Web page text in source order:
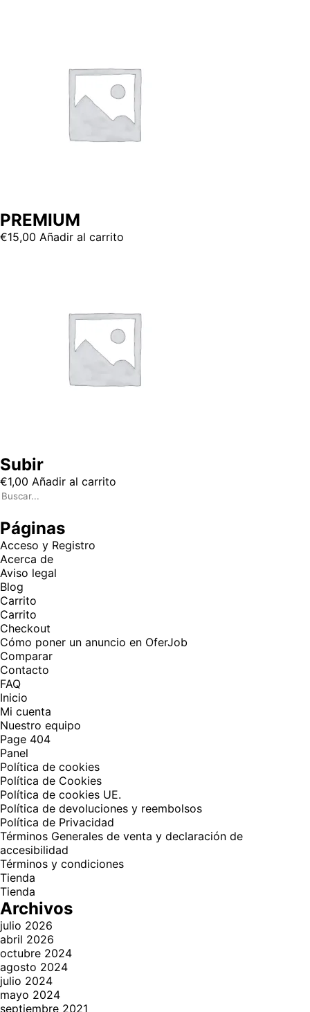
PREMIUM
€15,00 Añadir al carrito
Subir
€1,00 Añadir al carrito
Páginas
Acceso y Registro
Acerca de
Aviso legal
Blog
Carrito
Carrito
Checkout
Cómo poner un anuncio en OferJob
Comparar
Contacto
FAQ
Inicio
Mi cuenta
Nuestro equipo
Page 404
Panel
Política de cookies
Política de Cookies
Política de cookies UE.
Política de devoluciones y reembolsos
Política de Privacidad
Términos Generales de venta y declaración de
accesibilidad
Términos y condiciones
Tienda
Tienda
Archivos
julio 2026
abril 2026
octubre 2024
agosto 2024
julio 2024
mayo 2024
septiembre 2021